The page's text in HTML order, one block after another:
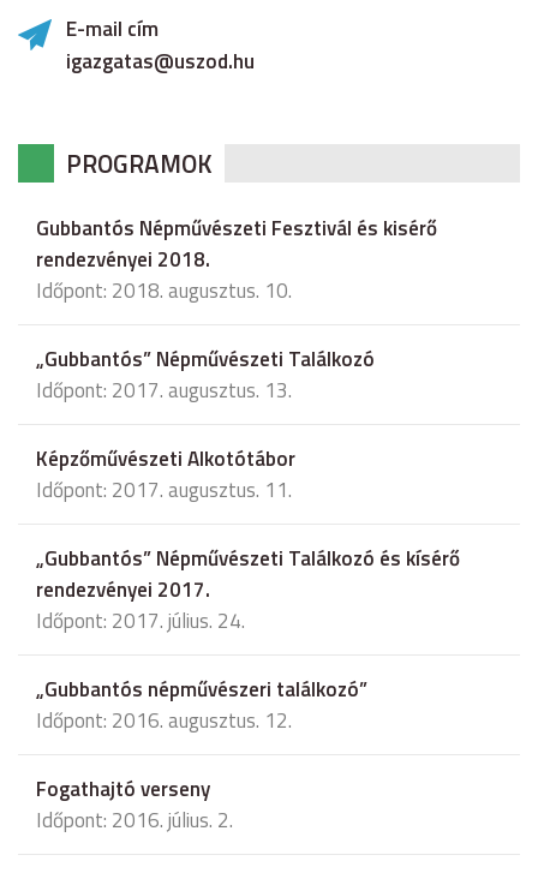
E-mail cím
igazgatas@uszod.hu
PROGRAMOK
Gubbantós Népművészeti Fesztivál és kisérő
rendezvényei 2018.
Időpont: 2018. augusztus. 10.
„Gubbantós” Népművészeti Találkozó
Időpont: 2017. augusztus. 13.
Képzőművészeti Alkotótábor
Időpont: 2017. augusztus. 11.
„Gubbantós” Népművészeti Találkozó és kísérő
rendezvényei 2017.
Időpont: 2017. július. 24.
„Gubbantós népművészeri találkozó”
Időpont: 2016. augusztus. 12.
Fogathajtó verseny
Időpont: 2016. július. 2.